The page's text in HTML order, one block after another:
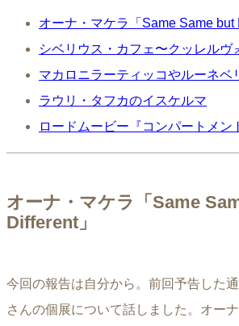
オーナ・マケラ「Same Same but
シベリウス・カフェ〜クッレルヴ
マカロニラーティッコやルーネベ
ラウリ・タフカのイスケルマ
ロードムービー『コンパートメン
オーナ・マケラ「Same
Different」
今回の報告は自分から。前回予告した
さんの個展について話しました。オー